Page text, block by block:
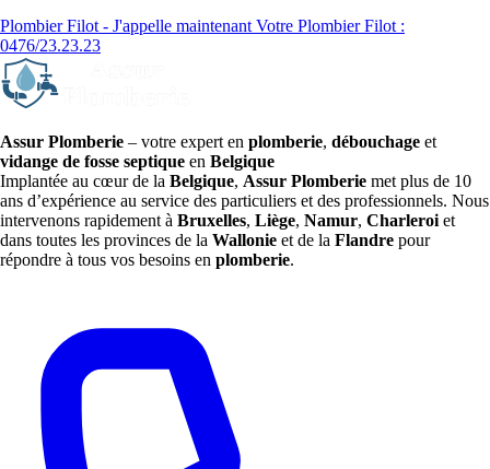
Plombier Filot - J'appelle maintenant Votre Plombier Filot :
0476/23.23.23
Assur Plomberie – votre expert en plomberie, débouchage et
vidange de fosse septique en Belgique
Implantée au cœur de la Belgique, Assur Plomberie met plus de 10
ans d’expérience au service des particuliers et des professionnels. Nous
intervenons rapidement à Bruxelles, Liège, Namur, Charleroi et
dans toutes les provinces de la Wallonie et de la Flandre pour
répondre à tous vos besoins en plomberie.